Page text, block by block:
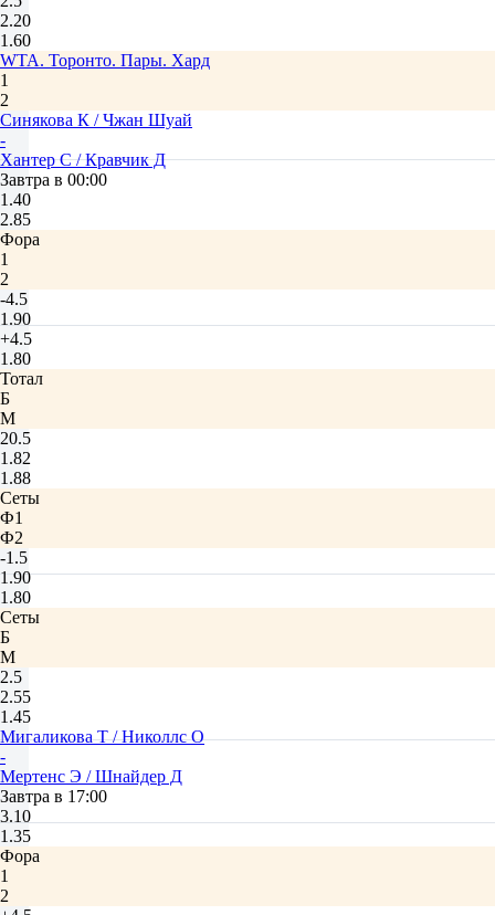
2.20
1.60
WTA. Торонто. Пары. Хард
1
2
Синякова К / Чжан Шуай
-
Хантер С / Кравчик Д
Завтра в 00:00
1.40
2.85
Фора
1
2
-4.5
1.90
+4.5
1.80
Тотал
Б
М
20.5
1.82
1.88
Сеты
Ф1
Ф2
-1.5
1.90
1.80
Сеты
Б
М
2.5
2.55
1.45
Мигаликова Т / Николлс О
-
Мертенс Э / Шнайдер Д
Завтра в 17:00
3.10
1.35
Фора
1
2